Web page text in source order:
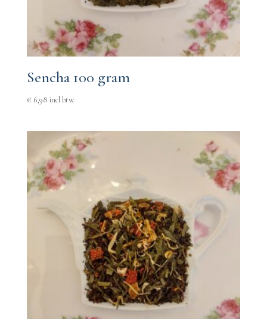
Sencha 100 gram
€6,98 incl btw.